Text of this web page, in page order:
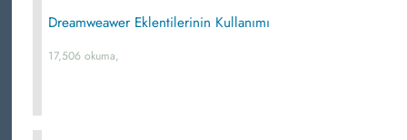
Dreamweawer Eklentilerinin Kullanımı
17,506 okuma,